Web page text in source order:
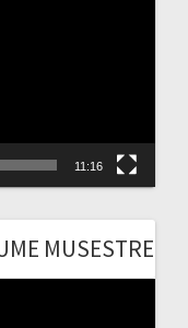
11:16
MUSESTRE